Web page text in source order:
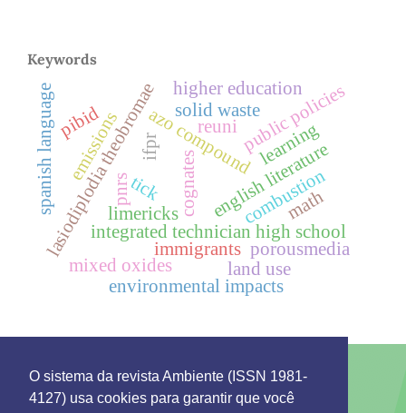
O sistema da revista Ambiente (ISSN 1981-
4127) usa cookies para garantir que você
Keywords
english literature
limericks
ifpr
integrated technician high school
lasiodiplodia theobromaeazo compoundpublic policies
higher education
reuni
cognates
spanish language
immigrants
pnrs
solid waste
combustion
mixed oxides
porousmedia
emissions
land use
environmental impacts
tick
pibid learning
math